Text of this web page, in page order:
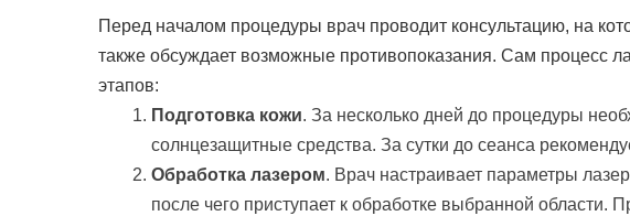
Перед началом процедуры врач проводит консультацию, на
также обсуждает возможные противопоказания. Сам процесс
этапов:
Подготовка кожи. За несколько дней до процедуры
солнцезащитные средства. За сутки до сеанса
Обработка лазером. Врач настраивает параметры
после чего приступает к обработке выбранной области.